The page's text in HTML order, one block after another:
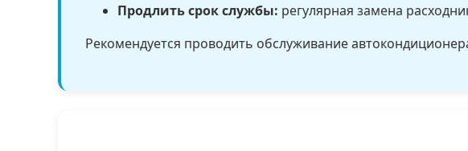
Продлить срок службы: регулярная замена
Рекомендуется проводить обслуживание